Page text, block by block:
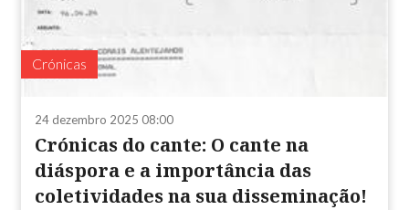
Crónicas
24 dezembro 2025 08:00
Crónicas do cante: O cante na
diáspora e a importância das
coletividades na sua disseminação!